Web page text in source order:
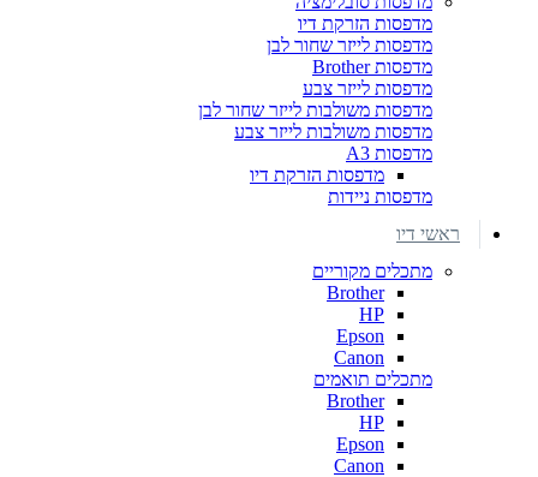
מדפסות הזרקת דיו
מדפסות לייזר שחור לבן
מדפסות Brother
מדפסות לייזר צבע
מדפסות משולבות לייזר שחור לבן
מדפסות משולבות לייזר צבע
מדפסות A3
מדפסות הזרקת דיו
מדפסות ניידות
ראשי דיו
מתכלים מקוריים
Brother
HP
Epson
Canon
מתכלים תואמים
Brother
HP
Epson
Canon